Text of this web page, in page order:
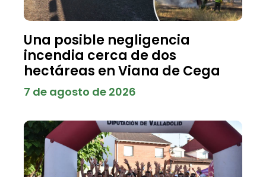
Una posible negligencia
incendia cerca de dos
hectáreas en Viana de Cega
7 de agosto de 2026